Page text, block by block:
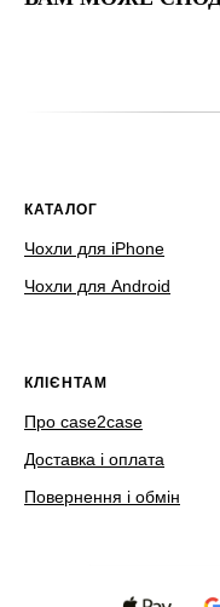
КАТАЛОГ
Чохли для iPhone
Чохли для Android
КЛІЄНТАМ
Про case2case
Доставка і оплата
Повернення і обмін